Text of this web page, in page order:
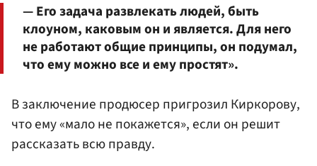
— Его задача развлекать людей, быть
клоуном, каковым он и является. Для него
не работают общие принципы, он подумал,
что ему можно все и ему простят».
В заключение продюсер пригрозил Киркорову,
что ему «мало не покажется», если он решит
рассказать всю правду.